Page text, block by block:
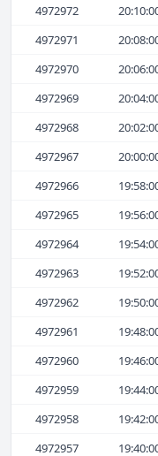
4972972
4972971
4972970
4972969
4972968
4972967
4972966
4972965
4972964
4972963
4972962
4972961
4972960
4972959
4972958
4972957